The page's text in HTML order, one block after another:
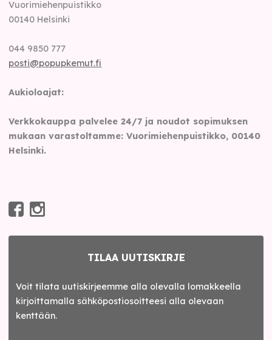
Vuorimiehenpuistikko
00140 Helsinki
044 9850 777
posti@popupkemut.fi
Aukioloajat:
Verkkokauppa palvelee 24/7 ja noudot sopimuksen
mukaan varastoltamme: Vuorimiehenpuistikko, 00140
Helsinki.
TILAA UUTISKIRJE
Voit tilata uutiskirjeemme alla olevalla lomakkeella
kirjoittamalla sähköpostiosoitteesi alla olevaan
kenttään.